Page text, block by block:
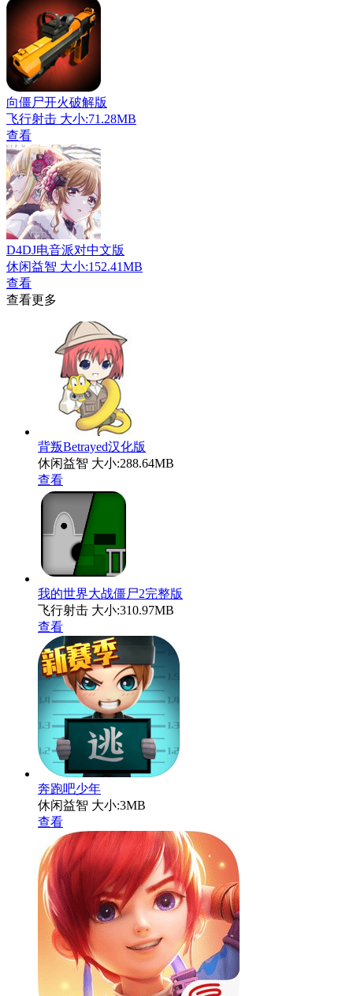
向僵尸开火破解版
飞行射击 大小:71.28MB
查看
D4DJ电音派对中文版
休闲益智 大小:152.41MB
查看
查看更多
背叛Betrayed汉化版
休闲益智 大小:288.64MB
查看
我的世界大战僵尸2完整版
飞行射击 大小:310.97MB
查看
奔跑吧少年
休闲益智 大小:3MB
查看